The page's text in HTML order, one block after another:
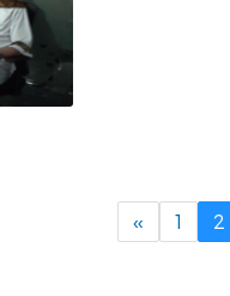
« 1 2